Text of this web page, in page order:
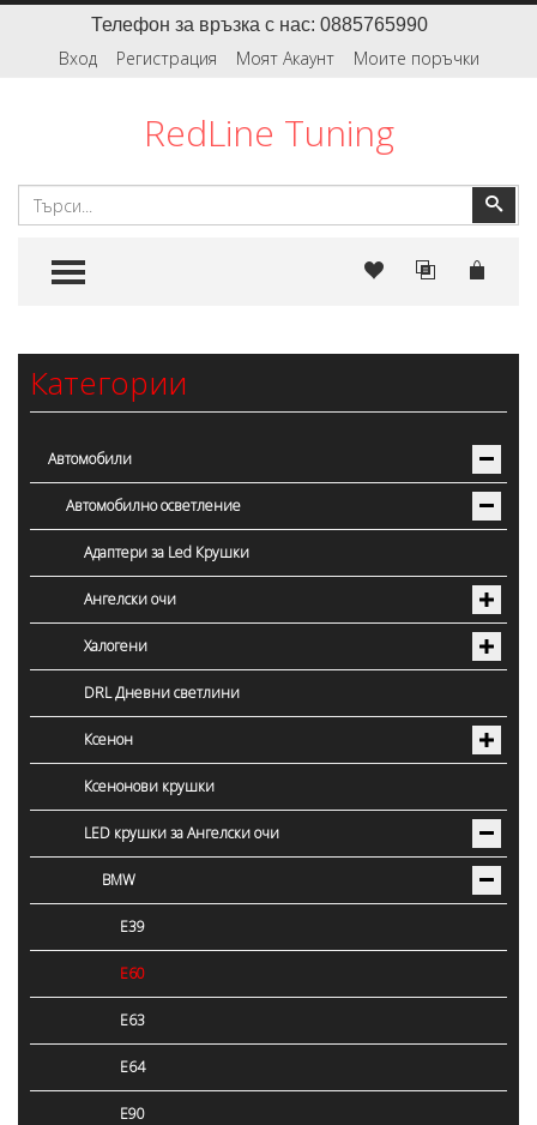
Телефон за връзка с нас: 0885765990
Вход Регистрация Моят Акаунт Моите поръчки
RedLine Tuning
TOGGLE MENU
Категории
Автомобили
Автомобилно осветление
Адаптери за Led Крушки
Ангелски очи
Халогени
DRL Дневни светлини
Ксенон
Ксенонови крушки
LED крушки за Ангелски очи
BMW
E39
E60
E63
E64
E90